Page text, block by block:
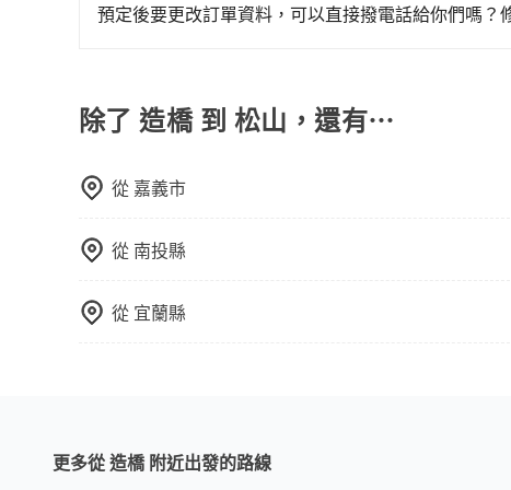
上。通常人數沒有超過10位，建議預約一台九人座
預定後要更改訂單資料，可以直接撥電話給你們嗎？
除了 造橋 到 松山，還有⋯
從 嘉義市
從 南投縣
從 宜蘭縣
更多從 造橋 附近出發的路線